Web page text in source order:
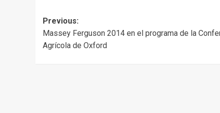
Post
navigation
Previous:
Massey Ferguson 2014 en el programa de la
Agrícola de Oxford